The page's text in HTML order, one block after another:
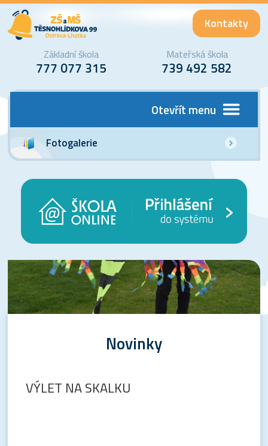
Kontakty
Základní škola
777 077 315
Mateřská škola
739 492 582
Otevřít menu
Fotogalerie
Novinky
VÝLET NA SKALKU